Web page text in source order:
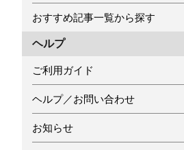
おすすめ記事一覧から探す
ヘルプ
ご利用ガイド
ヘルプ／お問い合わせ
お知らせ